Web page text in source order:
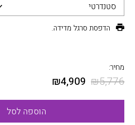
סטנדרטי
הדפסת סרגל מדידה.
מחיר:
₪5,776
₪4,909
הוספה לסל